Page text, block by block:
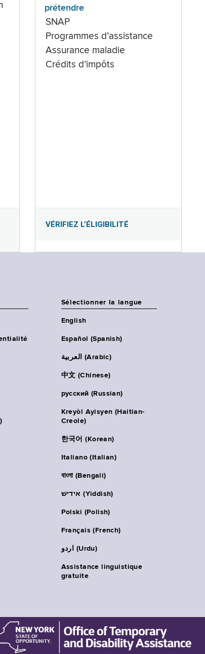
prétendre
SNAP
Programmes d’assistance
Assurance maladie
Crédits d’impôts
VÉRIFIEZ L’ÉLIGIBILITÉ
Sélectionner la langue
English
Español (Spanish)
العربية (Arabic)
中文 (Chinese)
русский (Russian)
Kreyòl Ayisyen (Haitian-
Creole)
한국어 (Korean)
Italiano (Italian)
বাংলা (Bengali)
אידיש (Yiddish)
Polski (Polish)
Français (French)
اردو (Urdu)
Assistance linguistique
gratuite